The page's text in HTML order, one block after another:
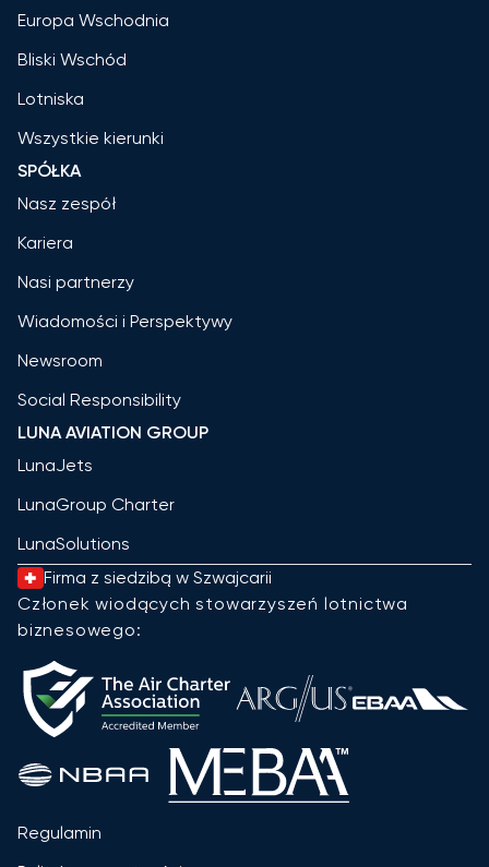
Europa Wschodnia
Bliski Wschód
Lotniska
Wszystkie kierunki
SPÓŁKA
Nasz zespół
Kariera
Nasi partnerzy
Wiadomości i Perspektywy
Newsroom
Social Responsibility
LUNA AVIATION GROUP
LunaJets
LunaGroup Charter
LunaSolutions
Firma z siedzibą w Szwajcarii
Członek wiodących stowarzyszeń lotnictwa
biznesowego:
Regulamin